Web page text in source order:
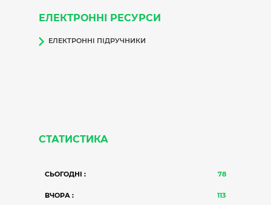
ЕЛЕКТРОННІ РЕСУРСИ
ЕЛЕКТРОННІ ПІДРУЧНИКИ
СТАТИСТИКА
СЬОГОДНІ : 78
ВЧОРА : 113